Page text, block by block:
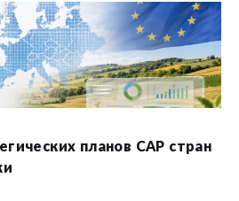
планов CAP стран